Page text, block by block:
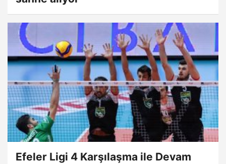
Efeler Ligi 4 Karşılaşma ile Devam